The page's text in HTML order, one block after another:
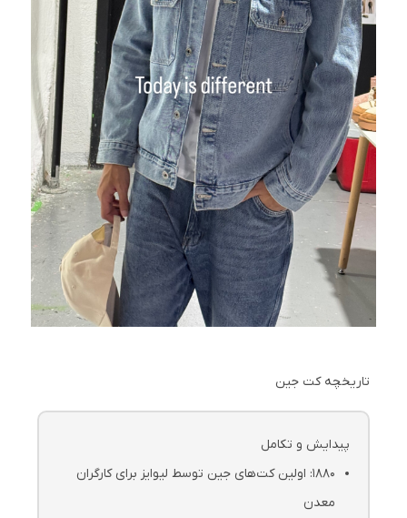
تاریخچه کت جین
پیدایش و تکامل
1880: اولین کت‌های جین توسط لیوایز برای کارگران
معدن